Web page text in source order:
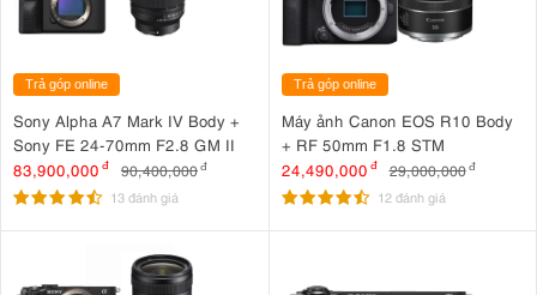
Trả góp online
Sony Alpha A7 Mark IV Body +
Sony FE 24-70mm F2.8 GM II
83,900,000 đ 90,400,000đ
13 đánh giá
Trả góp online
Máy ảnh Canon EOS R10 Body
+ RF 50mm F1.8 STM
24,490,000 đ 29,000,000 đ
12 đánh giá